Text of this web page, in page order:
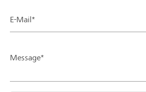
E-Mail*
Message*